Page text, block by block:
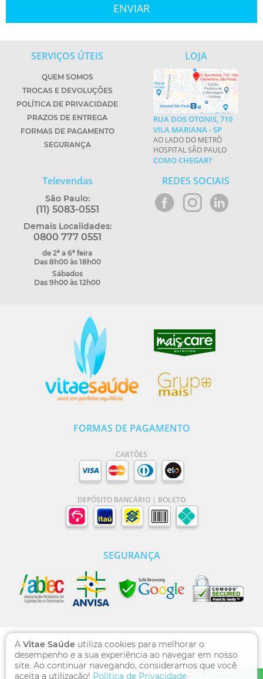
A Vitae Saúde utiliza cookies para melhorar o
desempenho e a sua experiência ao navegar em nosso
site. Ao continuar navegando, consideramos que você
aceita a utilização! Politica de Privacidade
SERVIÇOS ÚTEIS
QUEM SOMOS
TROCAS E DEVOLUÇÕES
POLÍTICA DE PRIVACIDADE
PRAZOS DE ENTREGA
FORMAS DE PAGAMENTO
SEGURANÇA
LOJA
RUA DOS OTONIS, 710
VILA MARIANA - SP
AO LADO DO METRÔ
HOSPITAL SÃO PAULO
COMO CHEGAR?
Televendas
São Paulo:
(11) 5083-0551
Demais Localidades:
0800 777 0551
de 2ª a 6ª feira
Das 8h00 às 18h00
Sábados
Das 9h00 às 12h00
REDES SOCIAIS
FORMAS DE PAGAMENTO
CARTÕES
DEPÓSITO BANCÁRIO | BOLETO
SEGURANÇA
VITAE SAÚDE | DOMÍNIO WWW.VITAESAUDE.COM.BR SÃO MARCAS
REGISTRADAS - RUA DOS OTONIS, 710, VILA MARIANA, SÃO PAULO /SP,
CEP 04025-002 , CNPJ: 13.769.471/0001-00, FARMACÊUTICA RESPONSÁVEL: